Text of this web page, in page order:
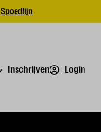
Spoedlijn
Inschrijven Login